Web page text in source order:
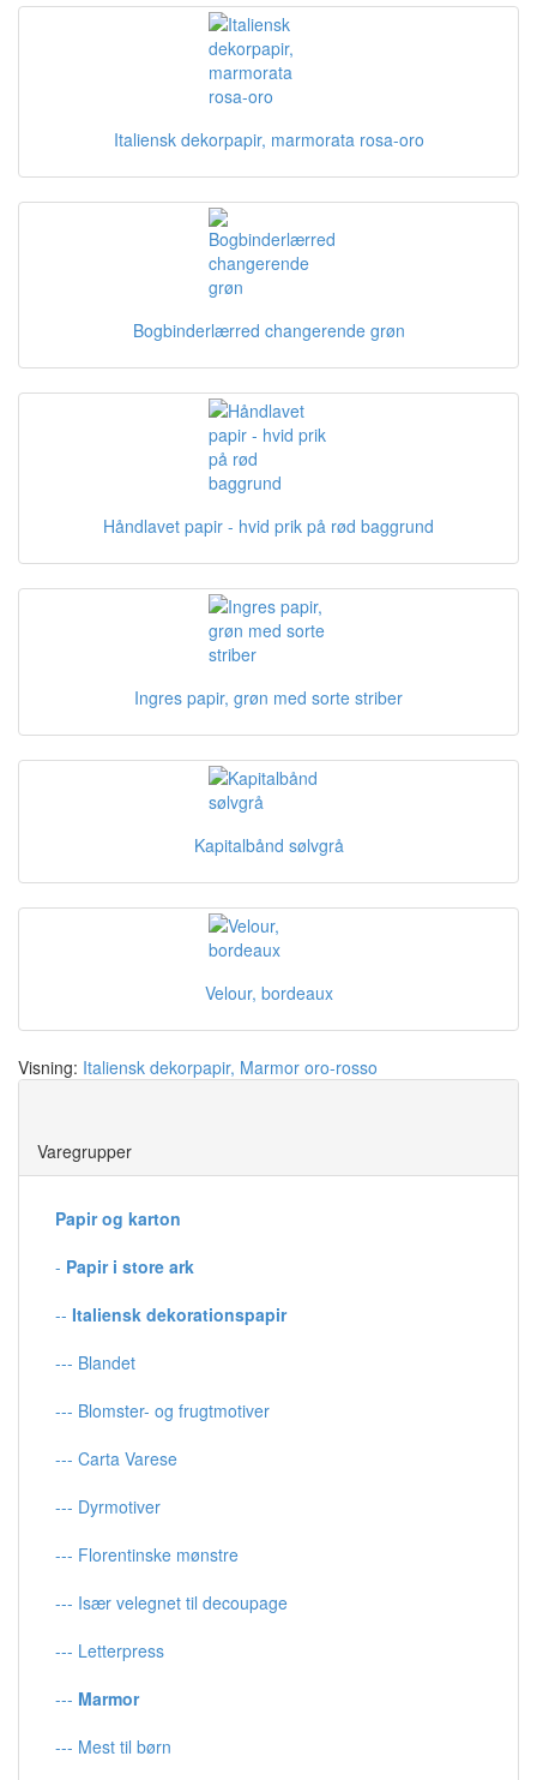
Italiensk dekorpapir, marmorata rosa-oro
Bogbinderlærred changerende grøn
Håndlavet papir - hvid prik på rød baggrund
Ingres papir, grøn med sorte striber
Kapitalbånd sølvgrå
Velour, bordeaux
Visning: Italiensk dekorpapir, Marmor oro-rosso
Varegrupper
Papir og karton
- Papir i store ark
-- Italiensk dekorationspapir
--- Blandet
--- Blomster- og frugtmotiver
--- Carta Varese
--- Dyrmotiver
--- Florentinske mønstre
--- Især velegnet til decoupage
--- Letterpress
--- Marmor
--- Mest til børn